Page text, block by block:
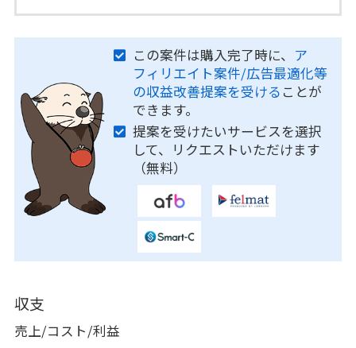
この案件は購入完了時に、 ア
フィリエイト案件/広告最適化等
の収益改善提案を受ける ことが
できます。
提案を受けたいサービスを選択
して、リクエストいただけます
（無料）
収支
売上/コスト/利益